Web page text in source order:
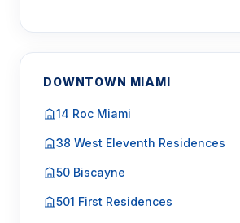
DOWNTOWN MIAMI
14 Roc Miami
38 West Eleventh Residences
50 Biscayne
501 First Residences